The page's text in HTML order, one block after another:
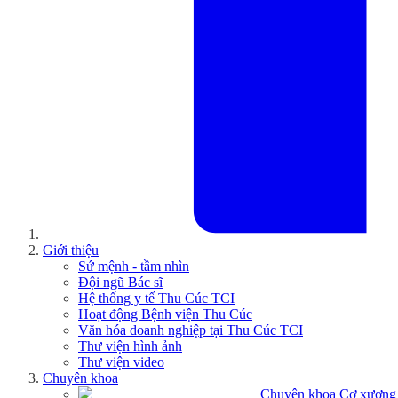
Giới thiệu
Sứ mệnh - tầm nhìn
Đội ngũ Bác sĩ
Hệ thống y tế Thu Cúc TCI
Hoạt động Bệnh viện Thu Cúc
Văn hóa doanh nghiệp tại Thu Cúc TCI
Thư viện hình ảnh
Thư viện video
Chuyên khoa
Chuyên khoa Cơ